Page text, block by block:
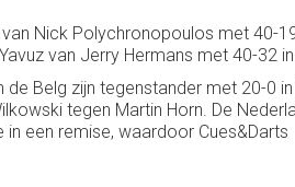
Nick Polychronopoulos met 40-
van Jerry Hermans met 40-32
Belg zijn tegenstander met 20-0
tegen Martin Horn. De
een remise, waardoor Cues&Darts